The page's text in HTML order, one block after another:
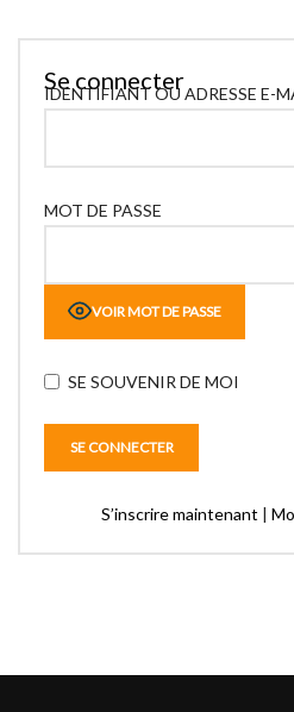
Se connecter
IDENTIFIANT OU ADRESSE E-
MOT DE PASSE
VOIR MOT DE PASSE
SE SOUVENIR DE MOI
S’inscrire maintenant |